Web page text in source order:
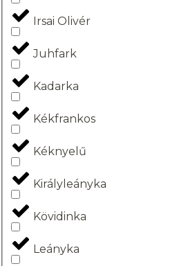
Irsai Olivér
Juhfark
Kadarka
Kékfrankos
Kéknyelű
Királyleányka
Kövidinka
Leányka